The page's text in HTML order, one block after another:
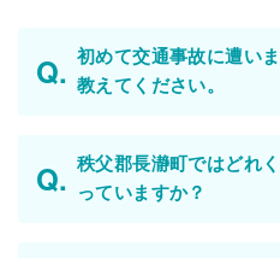
初めて交通事故に遭い
教えてください。
秩父郡長瀞町ではどれ
っていますか？